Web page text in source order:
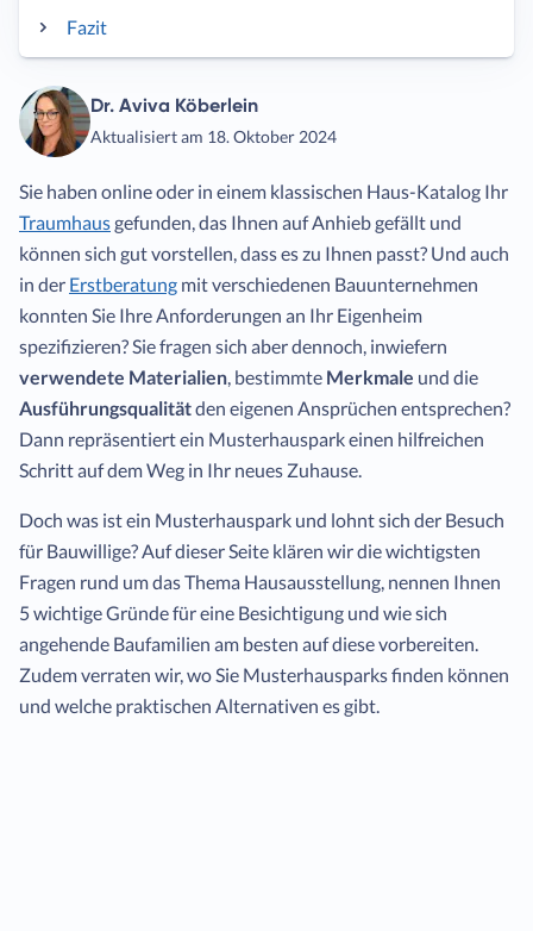
Fazit
Dr. Aviva Köberlein
Aktualisiert am 18. Oktober 2024
Sie haben online oder in einem klassischen Haus-Katalog Ihr
Traumhausgefunden, das Ihnen auf Anhieb gefällt und
können sich gut vorstellen, dass es zu Ihnen passt? Und auch
in der Erstberatung mit verschiedenen Bauunternehmen
konnten Sie Ihre Anforderungen an Ihr Eigenheim
spezifizieren? Sie fragen sich aber dennoch, inwiefern
verwendete Materialien, bestimmte Merkmale und die
Ausführungsqualitätden eigenen Ansprüchen entsprechen?
Dann repräsentiert ein Musterhauspark einen hilfreichen
Schritt auf dem Weg in Ihr neues Zuhause.
Doch was ist ein Musterhauspark und lohnt sich der Besuch
für Bauwillige? Auf dieser Seite klären wir die wichtigsten
Fragen rund um das Thema Hausausstellung, nennen Ihnen
5 wichtige Gründe für eine Besichtigung und wie sich
angehende Baufamilien am besten auf diese vorbereiten.
Zudem verraten wir, wo Sie Musterhausparks finden können
und welche praktischen Alternativen es gibt.